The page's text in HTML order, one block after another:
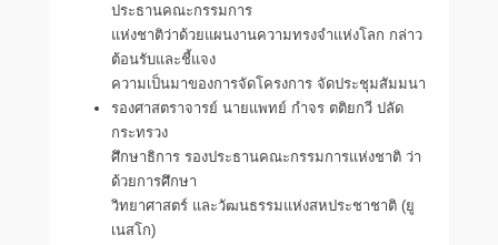
ประธานคณะกรรมการ
แห่งชาติว่าด้วยแผนงานความทรงจำแห่งโลก กล่าว
ต้อนรับและชี้แจง
ความเป็นมาของการจัดโครงการ จัดประชุมสัมมนา
รองศาสตราจารย์ นายแพทย์ กำจร ตติยกวี ปลัด
กระทรวง
ศึกษาธิการ รองประธานคณะกรรมการแห่งชาติ ว่า
ด้วยการศึกษา
วิทยาศาสตร์ และวัฒนธรรมแห่งสหประชาชาติ (ยู
เนสโก)